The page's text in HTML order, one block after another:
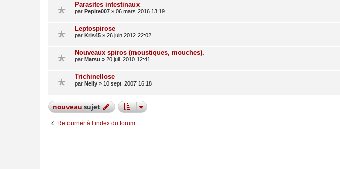
Parasites intestinaux
par Pepite007 » 06 mars 2016 13:19
Leptospirose
par Kris45 » 26 juin 2012 22:02
Nouveaux spiros (moustiques, mouches).
par Marsu » 20 juil. 2010 12:41
Trichinellose
par Nelly » 10 sept. 2007 16:18
nouveausujet
Retourner à l’index du forum